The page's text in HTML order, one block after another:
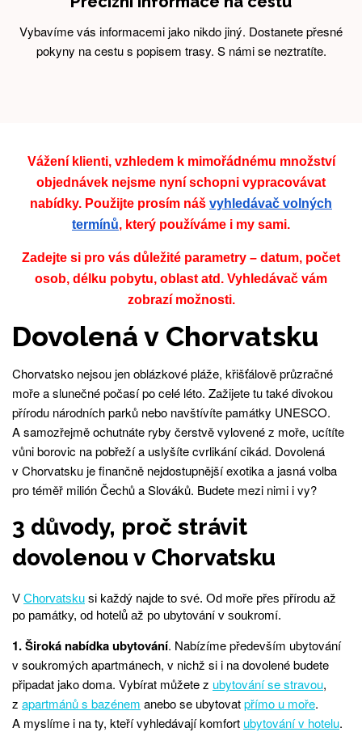
Vybavíme vás informacemi jako nikdo jiný. Dostanete přesné
pokyny na cestu s popisem trasy. S námi se neztratíte.
Vážení klienti, vzhledem k mimořádnému množství
objednávek nejsme nyní schopni vypracovávat
nabídky. Použijte prosím náš vyhledávač volných
termínů, který používáme i my sami.
Zadejte si pro vás důležité parametry – datum, počet
osob, délku pobytu, oblast atd. Vyhledávač vám
zobrazí možnosti.
Dovolená v Chorvatsku
Chorvatsko nejsou jen oblázkové pláže, křišťálově průzračné
moře a slunečné počasí po celé léto. Zažijete tu také divokou
přírodu národních parků nebo navštívíte památky UNESCO.
A samozřejmě ochutnáte ryby čerstvě vylovené z moře, ucítíte
vůni borovic na pobřeží a uslyšíte cvrlikání cikád. Dovolená
v Chorvatsku je finančně nejdostupnější exotika a jasná volba
pro téměř milión Čechů a Slováků. Budete mezi nimi i vy?
3 důvody, proč strávit
dovolenou v Chorvatsku
V Chorvatsku si každý najde to své. Od moře přes přírodu až
po památky, od hotelů až po ubytování v soukromí.
1. Široká nabídka ubytování. Nabízíme především ubytování
v soukromých apartmánech, v nichž si i na dovolené budete
připadat jako doma. Vybírat můžete z ubytování se stravou,
z apartmánů s bazénem anebo se ubytovatpřímo u moře.
A myslíme i na ty, kteří vyhledávají komfort ubytování v hotelu.